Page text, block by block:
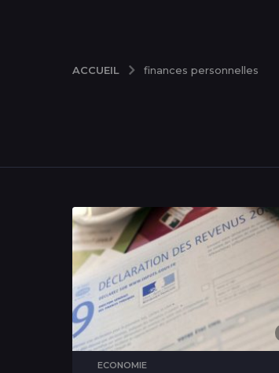
ACCUEIL finances personnelles
ECONOMIE